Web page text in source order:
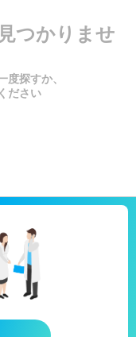
つかりませ
度探すか、
ださい